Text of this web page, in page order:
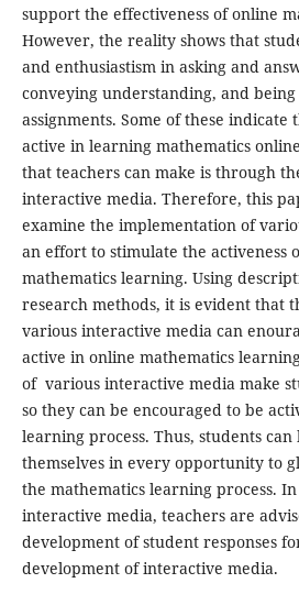
support the effectiveness of online
However, the reality shows that
and enthusiastism in asking and
conveying understanding, and
assignments. Some of these indicate
active in learning mathematics
that teachers can make is through
interactive media. Therefore, this
examine the implementation of
an effort to stimulate the activeness
mathematics learning. Using
research methods, it is evident that
various interactive media can
active in online mathematics
of various interactive media make
so they can be encouraged to be
learning process. Thus, students
themselves in every opportunity to
the mathematics learning process.
interactive media, teachers are
development of student responses
development of interactive media.